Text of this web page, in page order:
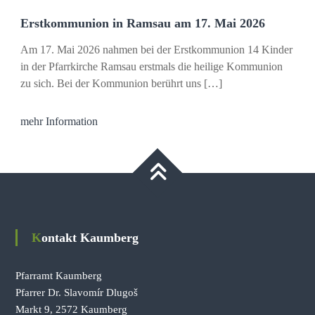
Erstkommunion in Ramsau am 17. Mai 2026
Am 17. Mai 2026 nahmen bei der Erstkommunion 14 Kinder
in der Pfarrkirche Ramsau erstmals die heilige Kommunion
zu sich. Bei der Kommunion berührt uns […]
mehr Information
Kontakt Kaumberg
Pfarramt Kaumberg
Pfarrer Dr. Slavomír Dlugoš
Markt 9, 2572 Kaumberg